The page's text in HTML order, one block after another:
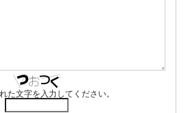
た文字を入力してください。